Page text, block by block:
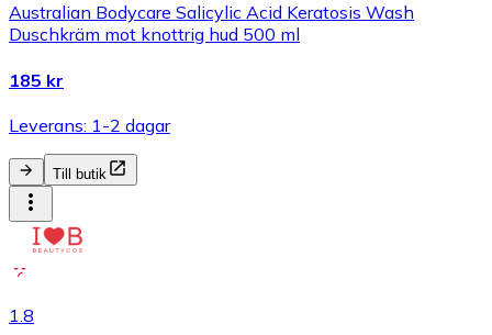
Australian Bodycare Salicylic Acid Keratosis Wash
Duschkräm mot knottrig hud 500 ml
185 kr
Leverans: 1-2 dagar
Till butik
1.8